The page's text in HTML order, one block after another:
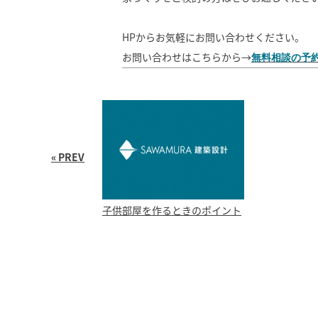
HPからお気軽にお問い合わせください。
お問い合わせはこちらから→無料相談の予
« PREV
子供部屋を作るときのポイント